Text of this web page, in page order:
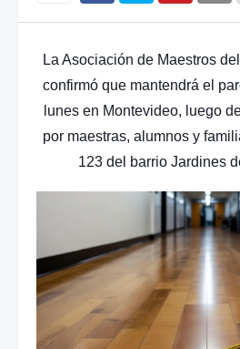
La Asociación de Maestros
confirmó que mantendrá el
lunes en Montevideo, luego
pormaestras, alumnos y
123 del barrio Jardines